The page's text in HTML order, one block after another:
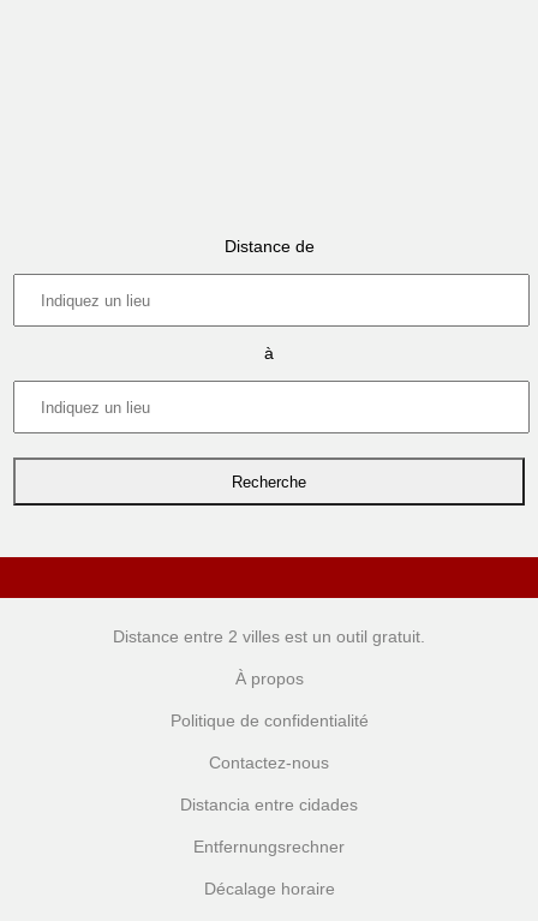
Distance de
à
Distance entre 2 villes est un outil gratuit.
À propos
Politique de confidentialité
Contactez-nous
Distancia entre cidades
Entfernungsrechner
Décalage horaire